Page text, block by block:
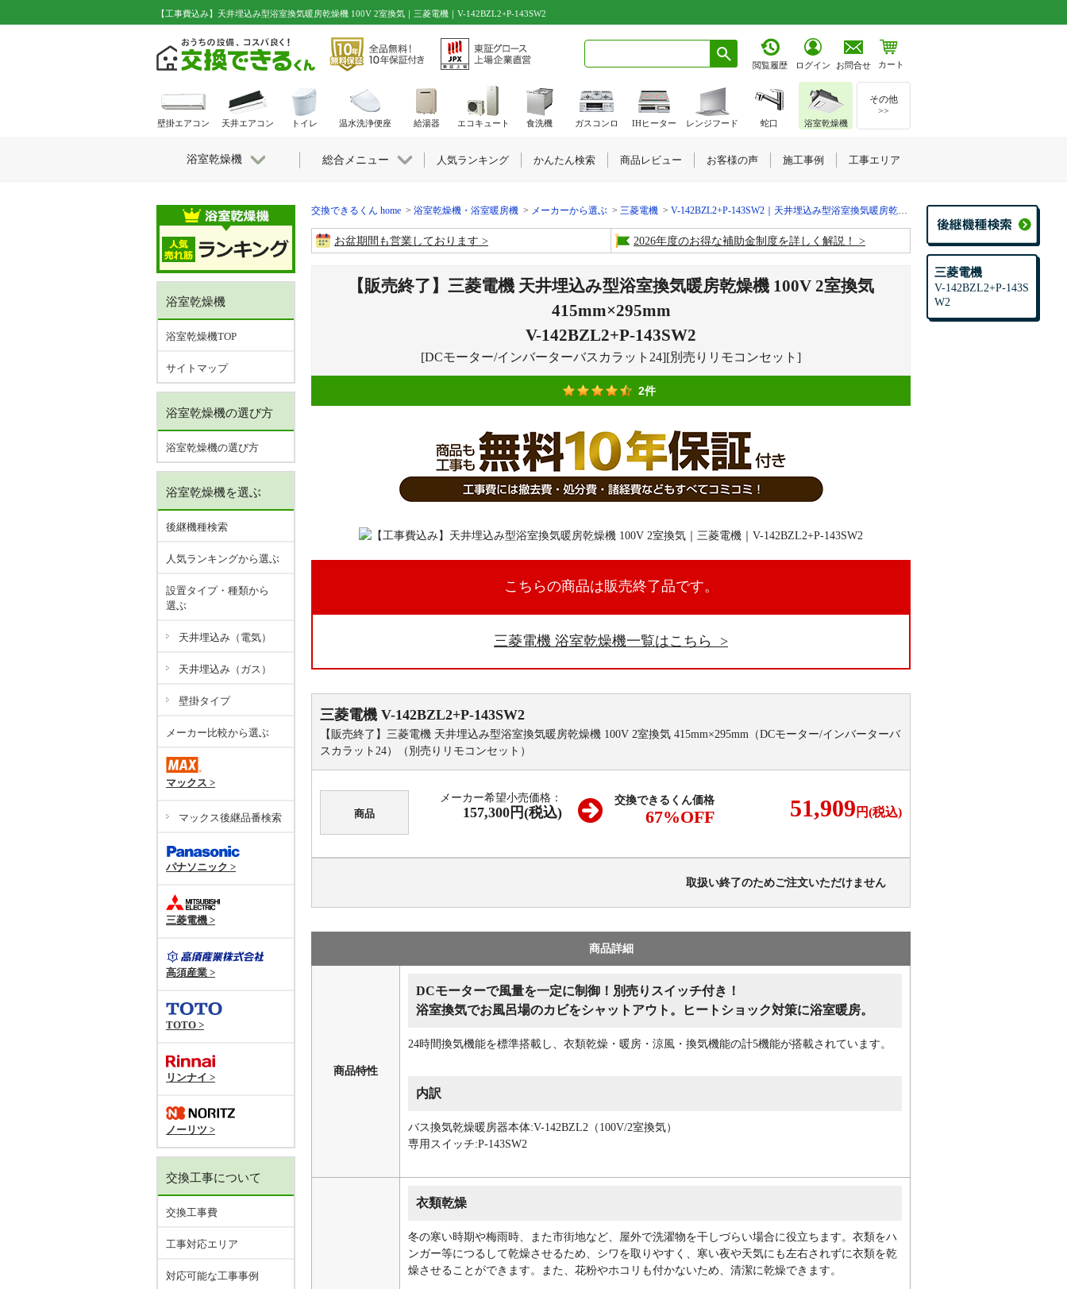
三菱電機
V-142BZL2+P-143S
W2
【工事費込み】天井埋込み型浴室換気暖房乾燥機 100V 2室換気｜三菱電機｜V-142BZL2+P-143SW2
閲覧履歴 ログイン お問合せ カート
交換できるくん home 浴室乾燥機・浴室暖房機 メーカーから選ぶ 三菱電機 V-142BZL2+P-143SW2｜天井埋込み型浴室換気暖房乾燥機
お盆期間も営業しております 2026年度のお得な補助金制度を詳しく解説！
【販売終了】三菱電機 天井埋込み型浴室換気暖房乾燥機 100V 2室換気
415mm×295mm
V-142BZL2+P-143SW2
[DCモーター/インバーターバスカラット24][別売りリモコンセット]
2件
こちらの商品は販売終了品です。
三菱電機 浴室乾燥機一覧はこちら
三菱電機 V-142BZL2+P-143SW2
【販売終了】三菱電機 天井埋込み型浴室換気暖房乾燥機 100V 2室換気 415mm×295mm（DCモーター/インバーターバ
スカラット24）（別売りリモコンセット）
商品
メーカー希望小売価格：
157,300円(税込)
交換できるくん価格
67%OFF 51,909 円(税込)
取扱い終了のためご注文いただけません
商品詳細
商品特性
DCモーターで風量を一定に制御！別売りスイッチ付き！
浴室換気でお風呂場のカビをシャットアウト。ヒートショック対策に浴室暖房。
24時間換気機能を標準搭載し、衣類乾燥・暖房・涼風・換気機能の計5機能が搭載されています。
内訳
バス換気乾燥暖房器本体:V-142BZL2（100V/2室換気）
専用スイッチ:P-143SW2
衣類乾燥
冬の寒い時期や梅雨時、また市街地など、屋外で洗濯物を干しづらい場合に役立ちます。衣類をハ
ンガー等につるして乾燥させるため、シワを取りやすく、寒い夜や天気にも左右されずに衣類を乾
燥させることができます。また、花粉やホコリも付かないため、清潔に乾燥できます。
浴室乾燥機
浴室乾燥機TOP
サイトマップ
浴室乾燥機の選び方
浴室乾燥機の選び方
浴室乾燥機を選ぶ
後継機種検索
人気ランキングから選ぶ
設置タイプ・種類から
選ぶ
天井埋込み（電気）
天井埋込み（ガス）
壁掛タイプ
メーカー比較から選ぶ
マックス >
マックス後継品番検索
パナソニック >
三菱電機 >
高須産業 >
TOTO >
リンナイ >
ノーリツ >
交換工事について
交換工事費
工事対応エリア
対応可能な工事事例
壁掛エアコン 天井エアコン トイレ 温水洗浄便座 給湯器 エコキュート 食洗機 ガスコンロ IHヒーター レンジフード 蛇口 浴室乾燥機
その他
>>
浴室乾燥機 総合メニュー 人気ランキング かんたん検索 商品レビュー お客様の声 施工事例 工事エリア